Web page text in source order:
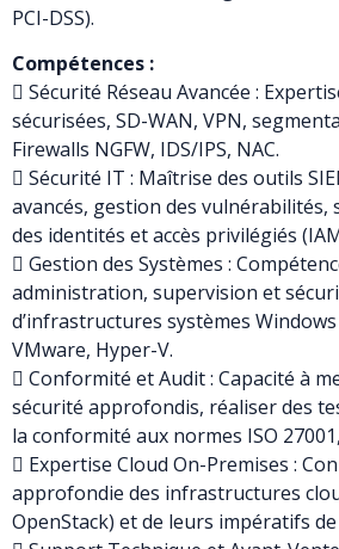
PCI-DSS).
Compétences :
 Sécurité Réseau Avancée :
sécurisées, SD-WAN, VPN,
Firewalls NGFW, IDS/IPS, NAC.
 Sécurité IT : Maîtrise des outils
avancés, gestion des
des identités et accès privilégiés
 Gestion des Systèmes :
administration, supervision et
d’infrastructures systèmes
VMware, Hyper-V.
 Conformité et Audit : Capacité à
sécurité approfondis, réaliser des
la conformité aux normes ISO 27001,
 Expertise Cloud On-Premises :
approfondie des infrastructures
OpenStack) et de leurs impératifs